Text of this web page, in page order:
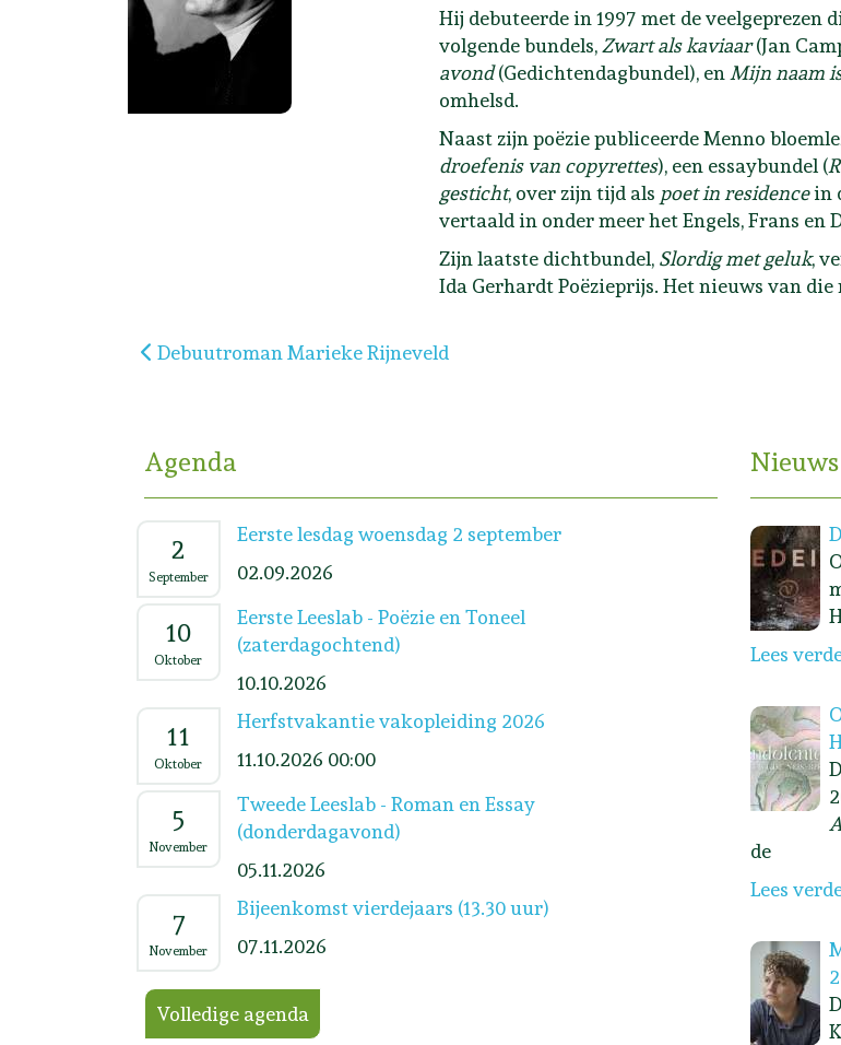
Hij debuteerde in 1997 met de veelgeprezen
volgende bundels, Zwart als kaviaar(Jan
avond(Gedichtendagbundel), en Mijn naam
omhelsd.
Naast zijn poëzie publiceerde Menno
droefenis van copyrettes), een essaybundel (
gesticht, over zijn tijd als poet in residencein
vertaald in onder meer het Engels, Frans en
Zijn laatste dichtbundel, Slordig met geluk,
Ida Gerhardt Poëzieprijs. Het nieuws van
Vorig artikel: Debuutroman Marieke Rijneveld
Debuutroman Marieke Rijneveld
Agenda
2
September
Eerste lesdag woensdag 2 september
02.09.2026
10
Oktober
Eerste Leeslab - Poëzie en Toneel
(zaterdagochtend)
10.10.2026
11
Oktober
Herfstvakantie vakopleiding 2026
11.10.2026 00:00
5
November
Tweede Leeslab - Roman en Essay
(donderdagavond)
05.11.2026
7
November
Bijeenkomst vierdejaars (13.30 uur)
07.11.2026
Volledige agenda
Nieuws
Lees
de
Lees